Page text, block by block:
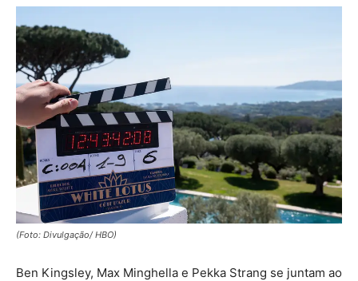
(Foto: Divulgação/ HBO)
Ben Kingsley, Max Minghella e Pekka Strang se juntam ao